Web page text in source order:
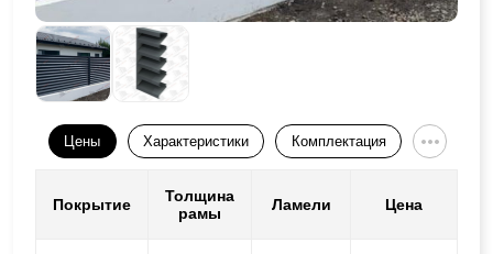
Цены Характеристики Комплектация
Покрытие
Толщина
рамы
Ламели Цена